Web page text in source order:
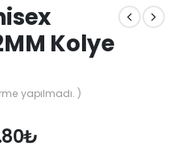
Kolye
yapılmadı. )
₺